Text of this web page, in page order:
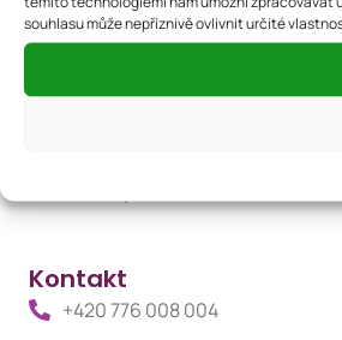
souhlasu může nepříznivě ovlivnit určité
Dárkové poukazy
Whistleblowing
Kontakt
+420 776 008 004